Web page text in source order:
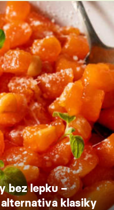
bez lepku –
klasiky